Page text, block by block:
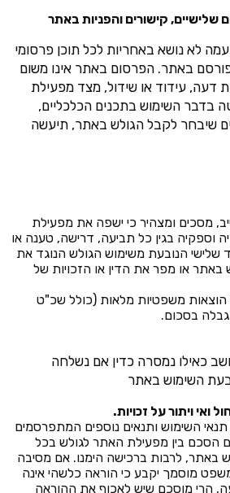
שלישיים, קישורים והפניות באתר
לא נושא באחריות לכל תוכן פרסומי
באתר. הפרסום באתר אינו משום
עידוד או שידול, מצד מפעילת
בדבר השימוש בתכנים הכלכליים,
שיבחר לקבל הגולש באתר, תיעשה
מסכים ומצהיר כי ישפה את מפעילת
וספקיה בגין כל תביעה, דרישה, טענה או
שלישי הנובעת משימוש הגולש הנוגד את
באתר או מפר את הדין או הזכויות של
הוצאות משפטיות מלאות (כולל שכ"ט
בסכום.
כאילו נמסרה כדין אם נשלחה
השימוש באתר
ואי ויתור על זכויות.
תנאי השימוש ותנאים נוספים המתפרסמים
הסכם בין מפעילת האתר לגולש בכל
באתר, לרבות ברכישה הימנו. אם מסיבה
מוסמך יקבע כי הוראה כלשהי אינה
הרי מוסכם שיש לאכוף את ההוראה